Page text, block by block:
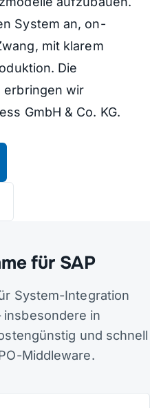
System an, on-
mit klarem
Die
erbringen wir
GmbH & Co. KG.
für SAP
System-Integration
in
und schnell
Middleware.